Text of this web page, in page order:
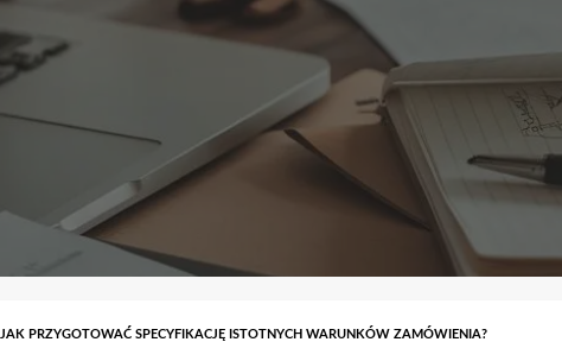
JAK PRZYGOTOWAĆ SPECYFIKACJĘ ISTOTNYCH WARUNKÓW ZAMÓWIENIA?